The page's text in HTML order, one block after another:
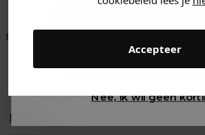
Accepteer
Betaal achteraf met
is morgen in huis!*
Retourneren
Gewoon rondkijken
Nee, ik wil geen